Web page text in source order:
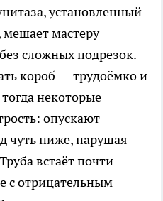
установленный
мастеру
сложных подрезок.
короб — трудоёмко и
некоторые
опускают
чуть ниже, нарушая
встаёт почти
с отрицательным